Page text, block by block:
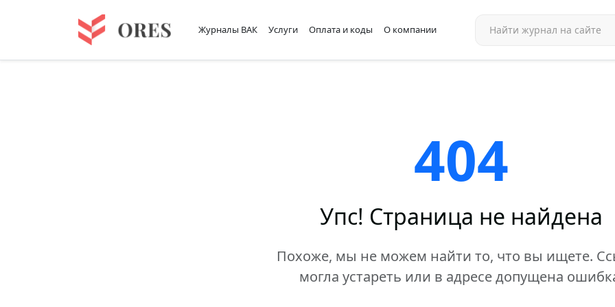
Журналы ВАК Услуги Оплата и коды О компании
404
Упс! Страница не найдена
Похоже, мы не можем найти то, что вы ищете.
могла устареть или в адресе допущена